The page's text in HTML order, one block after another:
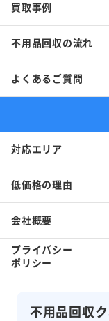
不用品回収
買取事例
不用品回収の流れ
よくあるご質問
対応エリア
低価格の理由
会社概要
プライバシー
ポリシー